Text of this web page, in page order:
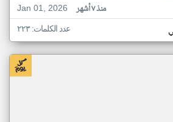
Jan 01, 2026
منذ ٧ أشهر
عدد الكلمات: ٢٢٣